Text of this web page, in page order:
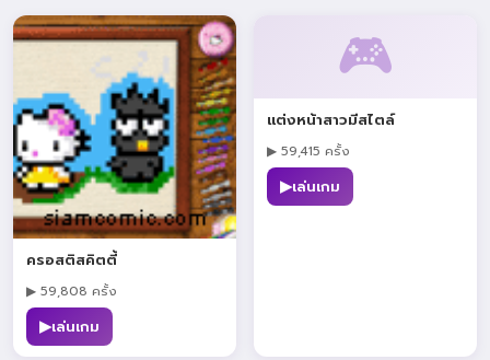
ครอสติสคิตตี้
▶ 59,808 ครั้ง
▶เล่นเกม
🎮
แต่งหน้าสาวมีสไตล์
▶ 59,415 ครั้ง
▶เล่นเกม